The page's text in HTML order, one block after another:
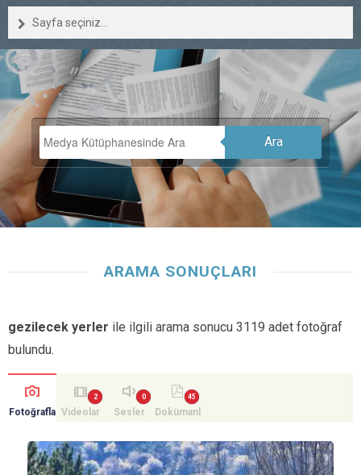
Sayfa seçiniz...
Ara
ARAMA SONUÇLARI
gezilecek yerler ile ilgili arama sonucu 3119 adet fotoğraf
bulundu.
Fotoğrafla Videolar Sesler
Dokümanl